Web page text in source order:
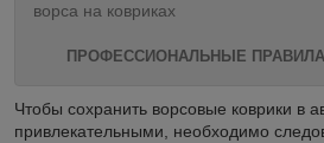
ворса на ковриках
ПРОФЕССИОНАЛЬНЫЕ
Чтобы сохранить ворсовые коврики в
привлекательными, необходимо